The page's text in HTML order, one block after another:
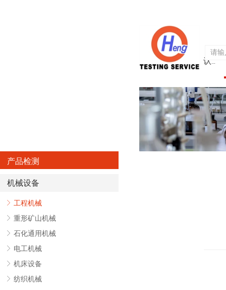
认证服务
产品检测
机械设备
ꁕ 工程机械
ꁕ 重形矿山机械
ꁕ 石化通用机械
ꁕ 电工机械
ꁕ 机床设备
ꁕ 纺织机械